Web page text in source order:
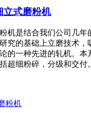
式磨粉机
机是结合我们公司几年
究的基础上立磨技术，
的一种先进的轧机。本
超细粉碎，分级和交付